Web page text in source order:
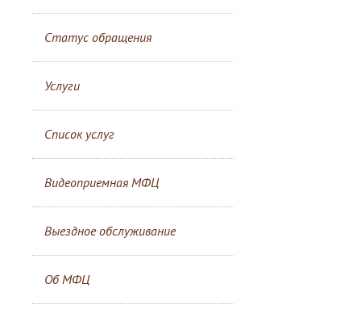
Статус обращения
Услуги
Список услуг
Видеоприемная МФЦ
Выездное обслуживание
Об МФЦ